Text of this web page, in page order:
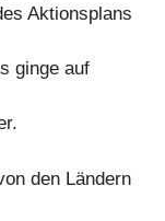
Aktionsplans
ginge auf
den Ländern